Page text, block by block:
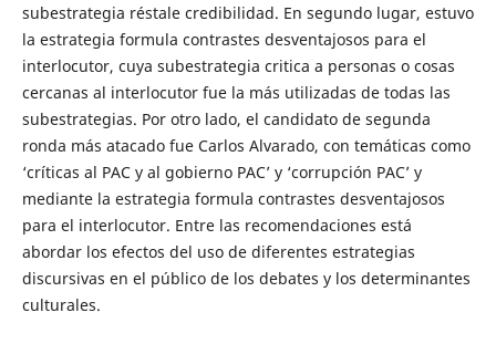
subestrategia réstale credibilidad. En segundo lugar, estuvo
la estrategia formula contrastes desventajosos para el
interlocutor, cuya subestrategia critica a personas o cosas
cercanas al interlocutor fue la más utilizadas de todas las
subestrategias. Por otro lado, el candidato de segunda
ronda más atacado fue Carlos Alvarado, con temáticas como
‘críticas al PAC y al gobierno PAC’ y ‘corrupción PAC’ y
mediante la estrategia formula contrastes desventajosos
para el interlocutor. Entre las recomendaciones está
abordar los efectos del uso de diferentes estrategias
discursivas en el público de los debates y los determinantes
culturales.